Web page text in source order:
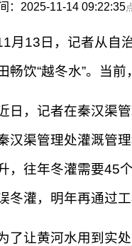
：2025-11-14 09:22:35
月13日，记者从自
畅饮“越冬水”。当
，记者在秦汉渠管
汉渠管理处灌溉管
，往年冬灌需要45
冬灌，明年再通过
让黄河水用到实处